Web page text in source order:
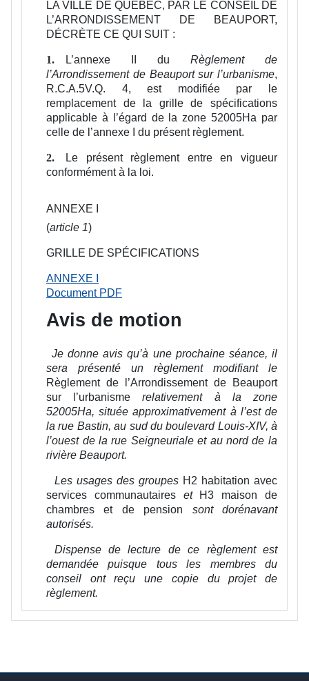
LA VILLE DE QUÉBEC, PAR LE CONSEIL DE
L’ARRONDISSEMENT DE BEAUPORT,
DÉCRÈTE CE QUI SUIT :
1. L’annexe II du Règlement de
l’Arrondissement de Beauport sur l’urbanisme,
R.C.A.5V.Q. 4, est modifiée par le
remplacement de la grille de spécifications
applicable à l’égard de la zone 52005Ha par
celle de l’annexe I du présent règlement.
2.
Le présent règlement entre en vigueur
conformément à la loi.
ANNEXE I
(article 1)
GRILLE DE SPÉCIFICATIONS
ANNEXE I
Document PDF
Avis de motion
Je donne avis qu’à une prochaine séance, il
sera présenté un règlement modifiant le
Règlement de l’Arrondissement de Beauport
sur l’urbanisme relativement à la zone
52005Ha, située approximativement à l’est de
la rue Bastin, au sud du boulevard Louis-XIV, à
l’ouest de la rue Seigneuriale et au nord de la
rivière Beauport.
Les usages des groupes H2 habitation avec
services communautaires et H3 maison de
chambres et de pension sont dorénavant
autorisés.
Dispense de lecture de ce règlement est
demandée puisque tous les membres du
conseil ont reçu une copie du projet de
règlement.